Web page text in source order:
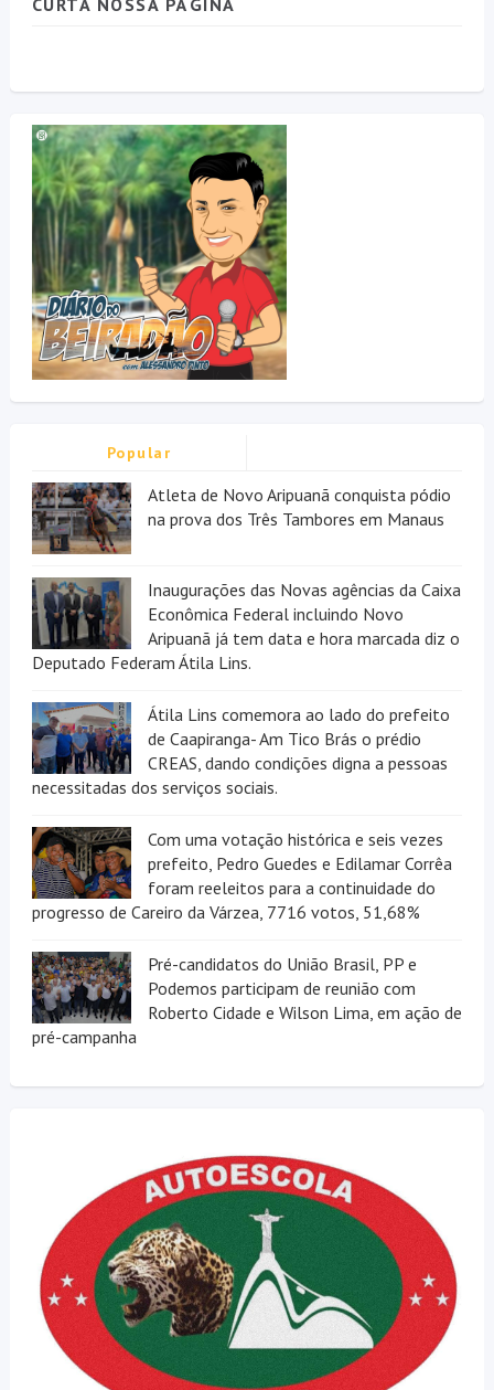
Popular
Atleta de Novo Aripuanã conquista pódio
na prova dos Três Tambores em Manaus
Inaugurações das Novas agências da Caixa
Econômica Federal incluindo Novo
Aripuanã já tem data e hora marcada diz o
Deputado Federam Átila Lins.
Átila Lins comemora ao lado do prefeito
de Caapiranga- Am Tico Brás o prédio
CREAS, dando condições digna a pessoas
necessitadas dos serviços sociais.
Com uma votação histórica e seis vezes
prefeito, Pedro Guedes e Edilamar Corrêa
foram reeleitos para a continuidade do
progresso de Careiro da Várzea, 7716 votos, 51,68%
Pré-candidatos do União Brasil, PP e
Podemos participam de reunião com
Roberto Cidade e Wilson Lima, em ação de
pré-campanha